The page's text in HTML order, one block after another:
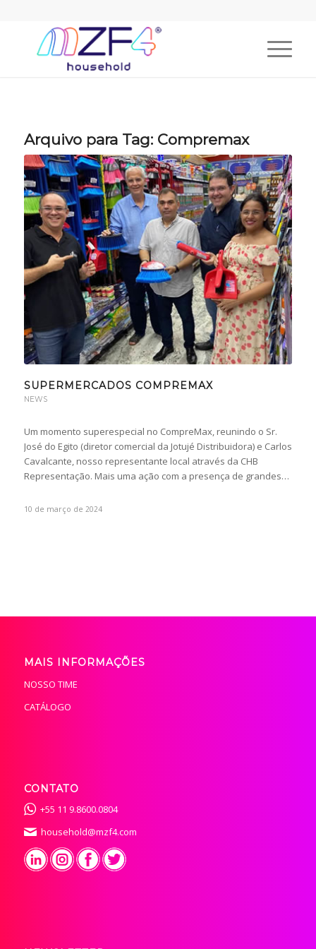
Arquivo para Tag: Compremax
SUPERMERCADOS COMPREMAX
NEWS
Um momento superespecial no CompreMax, reunindo o Sr.
José do Egito (diretor comercial da Jotujé Distribuidora) e Carlos
Cavalcante, nosso representante local através da CHB
Representação. Mais uma ação com a presença de grandes…
10 de março de 2024
MAIS INFORMAÇÕES
NOSSO TIME
CATÁLOGO
CONTATO
+55 11 9.8600.0804
household@mzf4.com